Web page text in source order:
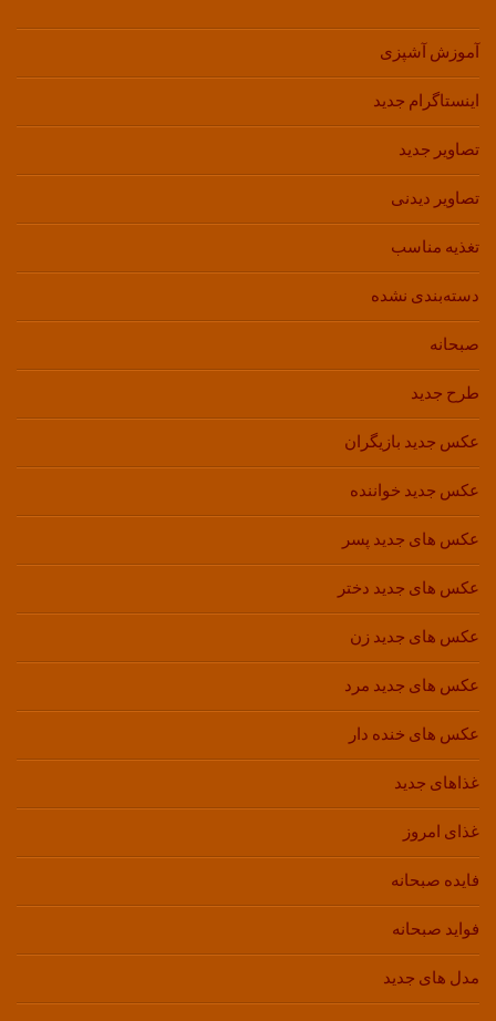
آموزش آشپزی
اینستاگرام جدید
تصاویر جدید
تصاویر دیدنی
تغذیه مناسب
دسته‌بندی نشده
صبحانه
طرح جدید
عکس جدید بازیگران
عکس جدید خواننده
عکس های جدید پسر
عکس های جدید دختر
عکس های جدید زن
عکس های جدید مرد
عکس های خنده دار
غذاهای جدید
غذای امروز
فایده صبحانه
فواید صبحانه
مدل های جدید